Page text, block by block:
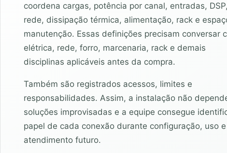
coordena cargas, potência por canal, entradas, DSP,
rede, dissipação térmica, alimentação, rack e
manutenção. Essas definições precisam conversar
elétrica, rede, forro, marcenaria, rack e demais
disciplinas aplicáveis antes da compra.
Também são registrados acessos, limites e
responsabilidades. Assim, a instalação não
soluções improvisadas e a equipe consegue
papel de cada conexão durante configuração, uso e
atendimento futuro.